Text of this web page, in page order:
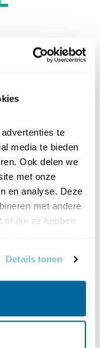
te
media te bieden
Ook delen we
met onze
en analyse. Deze
met andere
of die ze hebben
Details tonen
in het
gestaag tot
13-